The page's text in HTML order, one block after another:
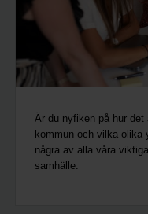
Är du nyfiken på hur det
kommun och vilka olika
några av alla våra
samhälle.